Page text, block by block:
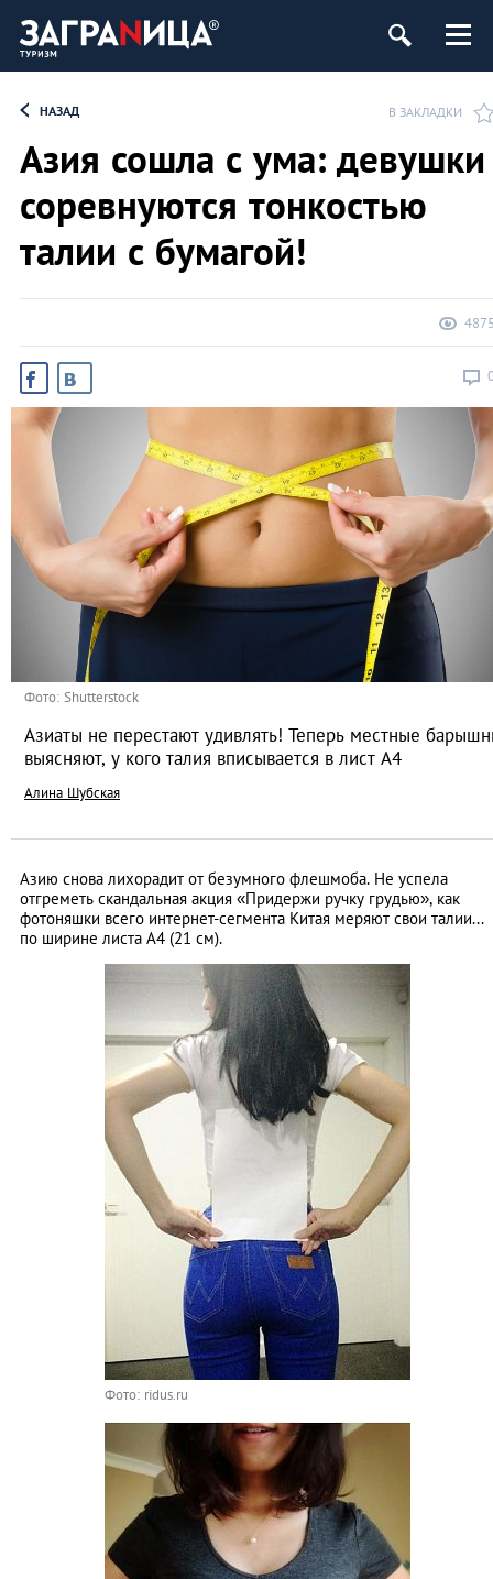
НАЗАД В ЗАКЛАДКИ
Азия сошла с ума: девушки
соревнуются тонкостью
талии с бумагой!
Фото: Shutterstock
Азиаты не перестают удивлять! Теперь местные
выясняют, у кого талия вписывается в лист А4
Алина Шубская
Азию снова лихорадит от безумного флешмоба. Не успела
отгреметь скандальная акция «Придержи ручку грудью», как
фотоняшки всего интернет-сегмента Китая меряют свои талии...
по ширине листа А4 (21 см).
Фото: ridus.ru